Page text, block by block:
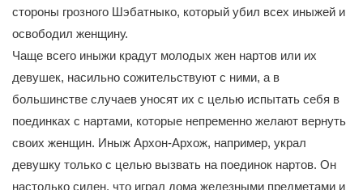
стороны грозного Шэбатныко, который убил всех иныжей и
освободил женщину.
Чаще всего иныжи крадут молодых жен нартов или их
девушек, насильно сожительствуют с ними, а в
большинстве случаев уносят их с целью испытать себя в
поединках с нартами, которые непременно желают вернуть
своих женщин. Иныж Архон-Архож, например, украл
девушку только с целью вызвать на поединок нартов. Он
настолько силен, что играл дома железными предметами и